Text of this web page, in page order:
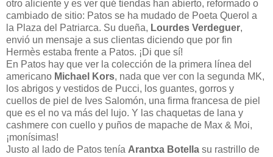
otro aliciente y es ver qué tiendas han abierto, reformado o
cambiado de sitio: Patos se ha mudado de Poeta Querol a
la Plaza del Patriarca. Su dueña, Lourdes Verdeguer,
envió un mensaje a sus clientas diciendo que por fin
Hermès estaba frente a Patos. ¡Di que sí!
En Patos hay que ver la colección de la primera línea del
americano Michael Kors, nada que ver con la segunda MK,
los abrigos y vestidos de Pucci, los guantes, gorros y
cuellos de piel de Ives Salomón, una firma francesa de piel
que es el no va más del lujo. Y las chaquetas de lana y
cashmere con cuello y puños de mapache de Max & Moi,
¡monísimas!
Justo al lado de Patos tenía Arantxa Botella su rastrillo de